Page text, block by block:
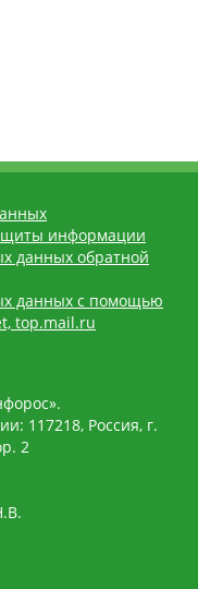
информации
данных обратной
данных с помощью
top.mail.ru
117218, Россия, г.
2